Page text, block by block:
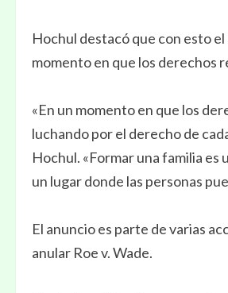
Hochul destacó que con esto
momento en que los derechos
«En un momento en que los
luchando por el derecho de
Hochul. «Formar una familia
un lugar donde las personas
El anuncio es parte de varias
anular Roe v. Wade.